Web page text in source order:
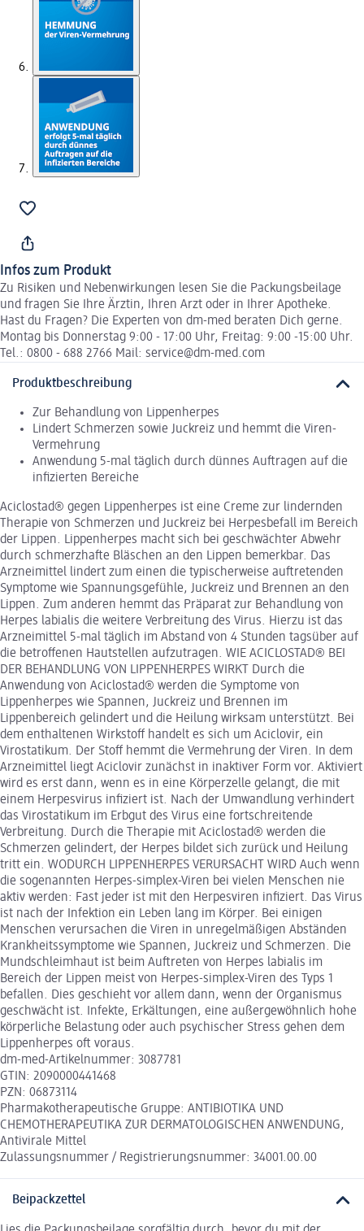
Infos zum Produkt
Zu Risiken und Nebenwirkungen lesen Sie die Packungsbeilage
und fragen Sie Ihre Ärztin, Ihren Arzt oder in Ihrer Apotheke.
Hast du Fragen? Die Experten von dm-med beraten Dich gerne.
Montag bis Donnerstag 9:00 - 17:00 Uhr, Freitag: 9:00 -15:00 Uhr.
Tel.: 0800 - 688 2766 Mail: service@dm-med.com
Produktbeschreibung
Zur Behandlung von Lippenherpes
Lindert Schmerzen sowie Juckreiz und hemmt die Viren-
Vermehrung
Anwendung 5-mal täglich durch dünnes Auftragen auf die
infizierten Bereiche
Aciclostad® gegen Lippenherpes ist eine Creme zur lindernden
Therapie von Schmerzen und Juckreiz bei Herpesbefall im Bereich
der Lippen. Lippenherpes macht sich bei geschwächter Abwehr
durch schmerzhafte Bläschen an den Lippen bemerkbar. Das
Arzneimittel lindert zum einen die typischerweise auftretenden
Symptome wie Spannungsgefühle, Juckreiz und Brennen an den
Lippen. Zum anderen hemmt das Präparat zur Behandlung von
Herpes labialis die weitere Verbreitung des Virus. Hierzu ist das
Arzneimittel 5-mal täglich im Abstand von 4 Stunden tagsüber auf
die betroffenen Hautstellen aufzutragen. WIE ACICLOSTAD® BEI
DER BEHANDLUNG VON LIPPENHERPES WIRKT Durch die
Anwendung von Aciclostad® werden die Symptome von
Lippenherpes wie Spannen, Juckreiz und Brennen im
Lippenbereich gelindert und die Heilung wirksam unterstützt. Bei
dem enthaltenen Wirkstoff handelt es sich um Aciclovir, ein
Virostatikum. Der Stoff hemmt die Vermehrung der Viren. In dem
Arzneimittel liegt Aciclovir zunächst in inaktiver Form vor. Aktiviert
wird es erst dann, wenn es in eine Körperzelle gelangt, die mit
einem Herpesvirus infiziert ist. Nach der Umwandlung verhindert
das Virostatikum im Erbgut des Virus eine fortschreitende
Verbreitung. Durch die Therapie mit Aciclostad® werden die
Schmerzen gelindert, der Herpes bildet sich zurück und Heilung
tritt ein. WODURCH LIPPENHERPES VERURSACHT WIRD Auch wenn
die sogenannten Herpes-simplex-Viren bei vielen Menschen nie
aktiv werden: Fast jeder ist mit den Herpesviren infiziert. Das Virus
ist nach der Infektion ein Leben lang im Körper. Bei einigen
Menschen verursachen die Viren in unregelmäßigen Abständen
Krankheitssymptome wie Spannen, Juckreiz und Schmerzen. Die
Mundschleimhaut ist beim Auftreten von Herpes labialis im
Bereich der Lippen meist von Herpes-simplex-Viren des Typs 1
befallen. Dies geschieht vor allem dann, wenn der Organismus
geschwächt ist. Infekte, Erkältungen, eine außergewöhnlich hohe
körperliche Belastung oder auch psychischer Stress gehen dem
Lippenherpes oft voraus.
dm-med-Artikelnummer: 3087781
GTIN: 2090000441468
PZN: 06873114
Pharmakotherapeutische Gruppe: ANTIBIOTIKA UND
CHEMOTHERAPEUTIKA ZUR DERMATOLOGISCHEN ANWENDUNG,
Antivirale Mittel
Zulassungsnummer / Registrierungsnummer: 34001.00.00
Beipackzettel